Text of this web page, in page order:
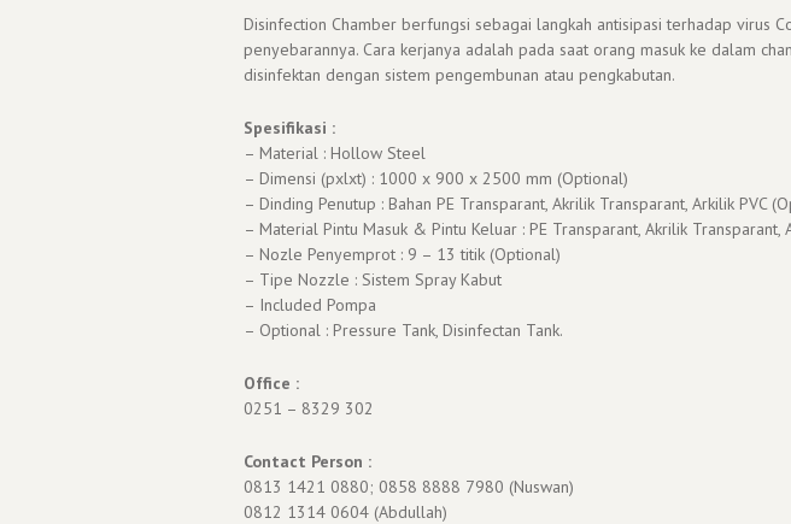
Disinfection Chamber berfungsi sebagai langkah antisipasi terhadap virus
penyebarannya. Cara kerjanya adalah pada saat orang masuk ke dalam
disinfektan dengan sistem pengembunan atau pengkabutan.
Spesifikasi :
– Material : Hollow Steel
– Dimensi (pxlxt) : 1000 x 900 x 2500 mm (Optional)
– Dinding Penutup : Bahan PE Transparant, Akrilik Transparant, Arkilik PVC
– Material Pintu Masuk & Pintu Keluar : PE Transparant, Akrilik Transparant,
– Nozle Penyemprot : 9 – 13 titik (Optional)
– Tipe Nozzle : Sistem Spray Kabut
– Included Pompa
– Optional : Pressure Tank, Disinfectan Tank.
Office :
0251 – 8329 302
Contact Person :
0813 1421 0880; 0858 8888 7980 (Nuswan)
0812 1314 0604 (Abdullah)